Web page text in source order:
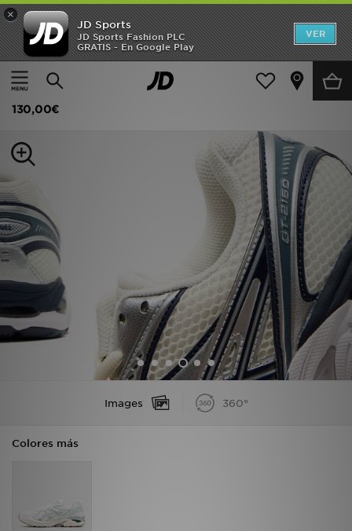
×
JD Sports
JD Sports Fashion PLC
GRATIS - En Google Play
VER
Página principal
Mujer Calzado de mujer Zapatillas
ASICS GT-2160 para mujer
130,00€
Images 360°
Colores más
Hombre
Mujer
Estilo
Ver Marcas
Deportes & Fitness
JD Fútbol
Ofertas
TARJETA REGALO